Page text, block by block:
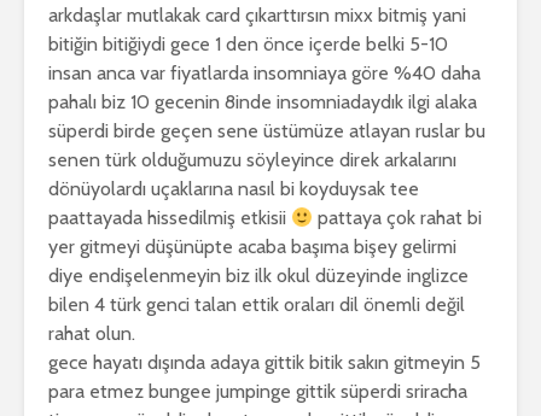
arkdaşlar mutlakak card çıkarttırsın mixx bitmiş yani
bitiğin bitiğiydi gece 1 den önce içerde belki 5-10
insan anca var fiyatlarda insomniaya göre %40 daha
pahalı biz 10 gecenin 8inde insomniadaydık ilgi alaka
süperdi birde geçen sene üstümüze atlayan ruslar bu
senen türk olduğumuzu söyleyince direk arkalarını
dönüyolardı uçaklarına nasıl bi koyduysak tee
paattayada hissedilmiş etkisii
pattaya çok rahat bi
yer gitmeyi düşünüpte acaba başıma bişey gelirmi
diye endişelenmeyin biz ilk okul düzeyinde inglizce
bilen 4 türk genci talan ettik oraları dil önemli değil
rahat olun.
gece hayatı dışında adaya gittik bitik sakın gitmeyin 5
para etmez bungee jumpinge gittik süperdi sriracha